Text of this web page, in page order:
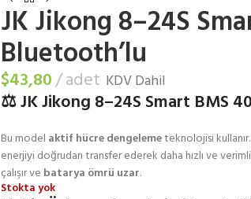
JK Jikong 8–24S
Bluetooth’lu
$43,80 adet KDV Dahil
⚖️ JK Jikong 8–24S Smart BMS
Bu model aktif hücre dengelemeteknolojisi kullanır.
enerjiyi doğrudan transfer ederek daha hızlı ve
çalışır ve batarya ömrü uzar.
Stokta yok